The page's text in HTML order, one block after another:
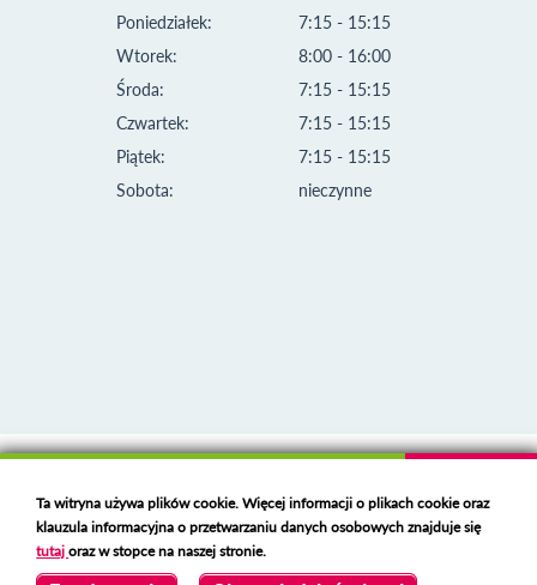
Poniedziałek:
Wtorek:
Środa:
Czwartek:
Piątek:
Sobota:
7:15 - 15:15
8:00 - 16:00
7:15 - 15:15
7:15 - 15:15
7:15 - 15:15
nieczynne
Deklaracja dostępności
Polski serwer RBLhttps://polspam.pl/
Copyright 2023 Urząd Miejski w Opolu Lubelskim
Ta witryna używa plików cookie. Więcej informacji o plikach cookie oraz
klauzula informacyjna o przetwarzaniu danych osobowych znajduje się
tutajoraz w stopce na naszej stronie.